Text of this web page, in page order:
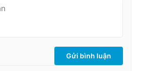
Gửi bình luận